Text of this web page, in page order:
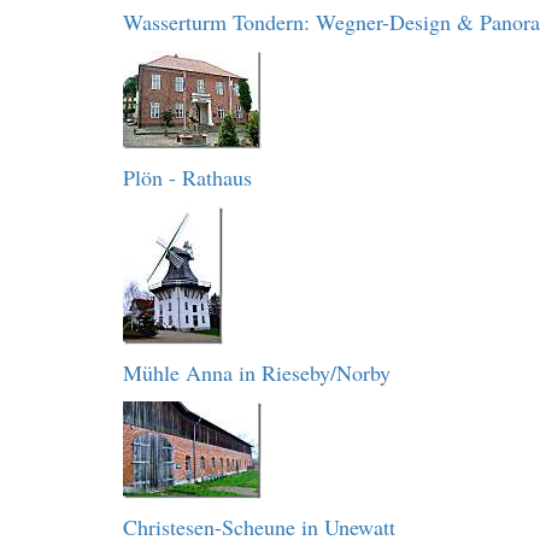
Wasserturm Tondern: Wegner-Design &
Plön - Rathaus
Mühle Anna in Rieseby/Norby
Christesen-Scheune in Unewatt